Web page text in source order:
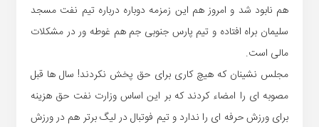
هم نابود شد و امروز هم این زمزمه دوباره درباره تیم نفت مسجد
سلیمان براه افتاده و تیم پارس جنوبی جم هم غوطه ور در مشکلات
مالی است.
مجلس نشینان که هیچ کاری برای حق پخش نکردند! سال ها قبل
مصوبه ای را امضاء کردند که بر این اساس وزارت نفت حق هزینه
برای ورزش حرفه ای را ندارد و تیم فوتبال در لیگ برتر هم در ورزش